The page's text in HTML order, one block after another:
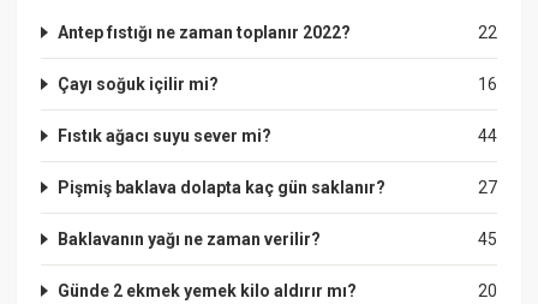
22
Antep fıstığı ne zaman toplanır 2022?
16
Çayı soğuk içilir mi?
44
Fıstık ağacı suyu sever mi?
27
Pişmiş baklava dolapta kaç gün saklanır?
45
Baklavanın yağı ne zaman verilir?
20
Günde 2 ekmek yemek kilo aldırır mı?